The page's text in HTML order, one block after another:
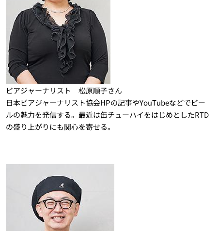
ビアジャーナリスト 松原順子さん
日本ビアジャーナリスト協会HPの記事やYouTubeなどでビー
ルの魅力を発信する。最近は缶チューハイをはじめとしたRTD
の盛り上がりにも関心を寄せる。